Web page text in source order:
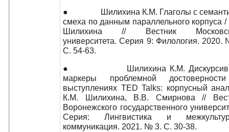
● Шилихина К.М. Глаголы с
смеха по данным параллельного корпуса
Шилихина // Вестник
университета. Серия 9: Филология.
С. 54-63.
● Шилихина К.М.
маркеры проблемной
выступлениях TED Talks: корпусный
К.М. Шилихина, В.В. Смирнова //
Воронежского государственного
Серия: Лингвистика и
коммуникация. 2021. № 3. С. 30-38.